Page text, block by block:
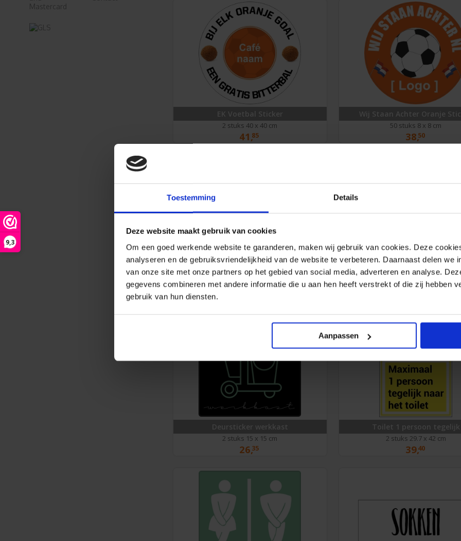
9,3
Toestemming Details
Deze website maakt gebruik van cookies
Om een goed werkende website te garanderen, maken wij gebruik van cookies. Deze
analyseren en de gebruiksvriendelijkheid van de website te verbeteren. Daarnaast delen we
van onze site met onze partners op het gebied van social media, adverteren en analyse.
gegevens combineren met andere informatie die u aan hen heeft verstrekt of die zij hebben
gebruik van hun diensten.
Aanpassen
EK Voetbal Sticker
2 stuks 40 x 40 cm
41,85
Wij Staan Achter Oranje
50 stuks 8 x 8 cm
38,50
Toiletsticker Dames (Goud-metallic)
3 stuks 14.5 x 18 cm
Toiletsticker Heren (Goud-
3 stuks 14.5 x 18 cm
Deursticker werkkast
2 stuks 15 x 15 cm
26,35
Toilet 1 persoon tegelijk
2 stuks 29.7 x 42 cm
39,40